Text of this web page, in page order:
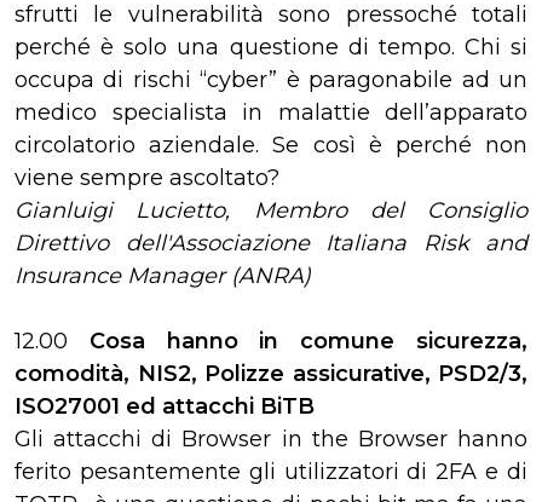
sfrutti le vulnerabilità sono pressoché totali
perché è solo una questione di tempo. Chi si
occupa di rischi “cyber” è paragonabile ad un
medico specialista in malattie dell’apparato
circolatorio aziendale. Se così è perché non
viene sempre ascoltato?
Gianluigi Lucietto, Membro del Consiglio
Direttivo dell'Associazione Italiana Risk and
Insurance Manager (ANRA)
12.00 Cosa hanno in comune sicurezza,
comodità, NIS2, Polizze assicurative, PSD2/3,
ISO27001 ed attacchi BiTB
Gli attacchi di Browser in the Browser hanno
ferito pesantemente gli utilizzatori di 2FA e di